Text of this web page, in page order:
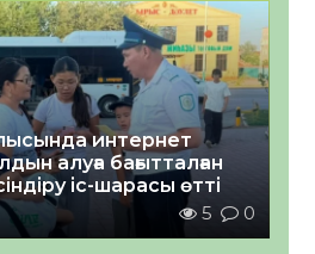
интернет
алуға бағытталған
іс-шарасы өтті
5 0